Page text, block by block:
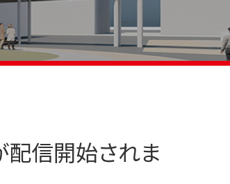
配信開始されま